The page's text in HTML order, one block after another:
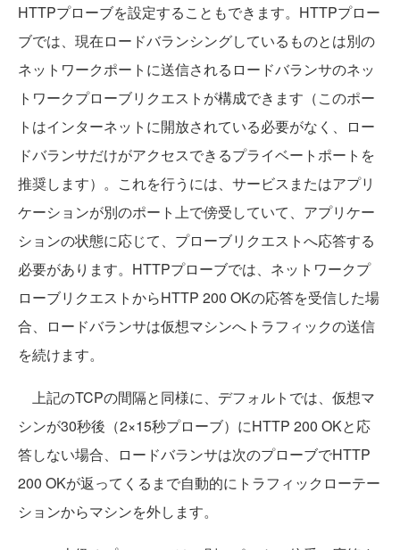
HTTPプローブを設定することもできます。HTTPプロー
ブでは、現在ロードバランシングしているものとは別の
ネットワークポートに送信されるロードバランサのネッ
トワークプローブリクエストが構成できます（このポー
トはインターネットに開放されている必要がなく、ロー
ドバランサだけがアクセスできるプライベートポートを
推奨します）。これを行うには、サービスまたはアプリ
ケーションが別のポート上で傍受していて、アプリケー
ションの状態に応じて、プローブリクエストへ応答する
必要があります。HTTPプローブでは、ネットワークプ
ローブリクエストからHTTP 200 OKの応答を受信した場
合、ロードバランサは仮想マシンへトラフィックの送信
を続けます。
上記のTCPの間隔と同様に、デフォルトでは、仮想マ
シンが30秒後（2×15秒プローブ）にHTTP 200 OKと応
答しない場合、ロードバランサは次のプローブでHTTP
200 OKが返ってくるまで自動的にトラフィックローテー
ションからマシンを外します。